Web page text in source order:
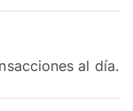
al día.